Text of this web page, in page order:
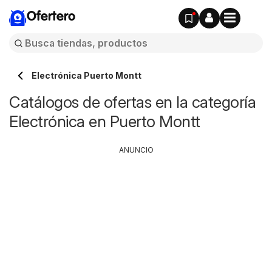
Ofertero
Electrónica Puerto Montt
Catálogos de ofertas en la categoría
Electrónica en Puerto Montt
ANUNCIO